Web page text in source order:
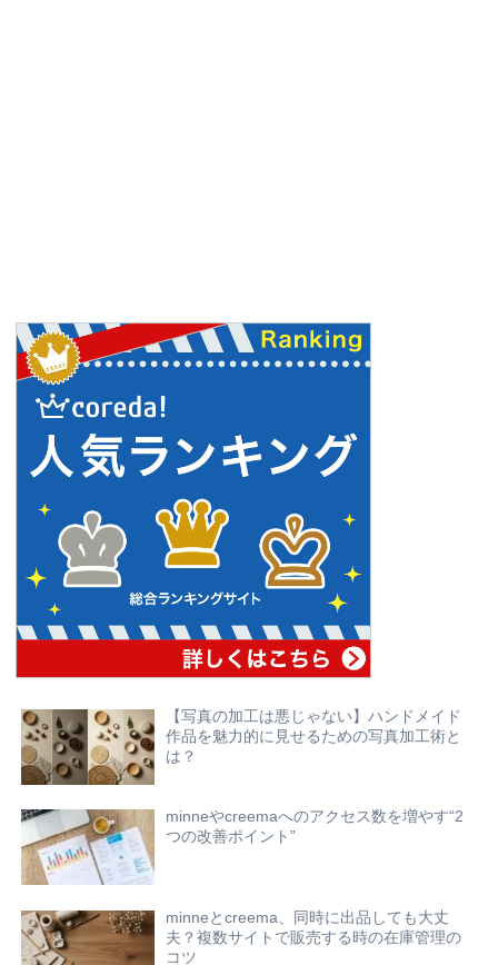
【写真の加工は悪じゃない】ハンドメイド
作品を魅力的に見せるための写真加工術と
は？
minneやcreemaへのアクセス数を増やす“2
つの改善ポイント”
minneとcreema、同時に出品しても大丈
夫？複数サイトで販売する時の在庫管理の
コツ